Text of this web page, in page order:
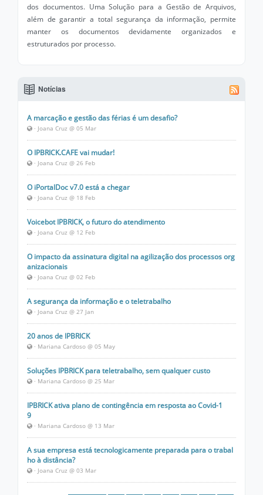
dos documentos. Uma Solução para a Gestão de Arquivos,
além de garantir a total segurança da informação, permite
manter os documentos devidamente organizados e
estruturados por processo.
Notícias
A marcação e gestão das férias é um desafio?
· Joana Cruz @ 05 Mar
O IPBRICK.CAFE vai mudar!
· Joana Cruz @ 26 Feb
O iPortalDoc v7.0 está a chegar
· Joana Cruz @ 18 Feb
Voicebot IPBRICK, o futuro do atendimento
· Joana Cruz @ 12 Feb
O impacto da assinatura digital na agilização dos processos org
anizacionais
· Joana Cruz @ 02 Feb
A segurança da informação e o teletrabalho
· Joana Cruz @ 27 Jan
20 anos de IPBRICK
· Mariana Cardoso @ 05 May
Soluções IPBRICK para teletrabalho, sem qualquer custo
· Mariana Cardoso @ 25 Mar
IPBRICK ativa plano de contingência em resposta ao Covid-1
9
· Mariana Cardoso @ 13 Mar
A sua empresa está tecnologicamente preparada para o trabal
ho à distância?
· Joana Cruz @ 03 Mar